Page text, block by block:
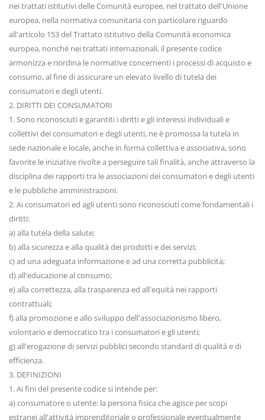
nei trattati istitutivi delle Comunità europee, nel trattato dell'Unione
europea, nella normativa comunitaria con particolare riguardo
all'articolo 153 del Trattato istitutivo della Comunità economica
europea, nonché nei trattati internazionali, il presente codice
armonizza e riordina le normative concernenti i processi dì acquisto e
consumo, al fine di assicurare un elevato livello di tutela dei
consumatori e degli utenti.
2. DIRITTI DEI CONSUMATORI
1. Sono riconosciuti e garantiti i diritti e gli interessi individuali e
collettivi dei consumatori e degli utenti, ne è promossa la tutela in
sede nazionale e locale, anche in forma collettiva e associativa, sono
favorite le iniziative rivolte a perseguire tali finalità, anche attraverso la
disciplina dei rapporti tra le associazioni dei consumatori e degli utenti
e le pubbliche amministrazioni.
2. Ai consumatori ed agli utenti sono riconosciuti come fondamentali i
diritti:
a) alla tutela della salute;
b) alla sicurezza e alla qualità dei prodotti e dei servizi;
c) ad una adeguata informazione e ad una corretta pubblicità;
d) all'educazione al consumo;
e) alla correttezza, alla trasparenza ed all'equità nei rapporti
contrattuali;
f) alla promozione e allo sviluppo dell'associazionismo libero,
volontario e democratico tra i consumatori e gli utenti;
g) all'erogazione di servizi pubblici secondo standard di qualità e di
efficienza.
3. DEFINIZIONI
1. Ai fini del presente codice si intende per:
a) consumatore o utente: la persona fisica che agisce per scopi
estranei all'attività imprenditoriale o professionale eventualmente